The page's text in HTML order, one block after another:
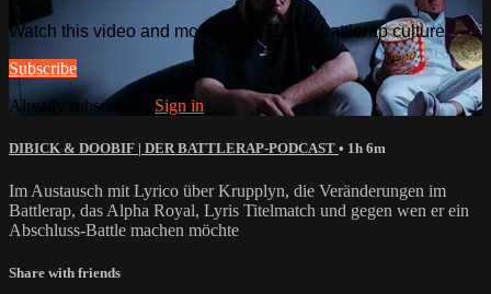
Watch this video and more on DLTLLY - battlerap culture
Subscribe
Already subscribed? Sign in
DIBICK & DOOBIF | DER BATTLERAP-PODCAST • 1h 6m
Im Austausch mit Lyrico über Krupplyn, die Veränderungen im
Battlerap, das Alpha Royal, Lyris Titelmatch und gegen wen er ein
Abschluss-Battle machen möchte
Share with friends